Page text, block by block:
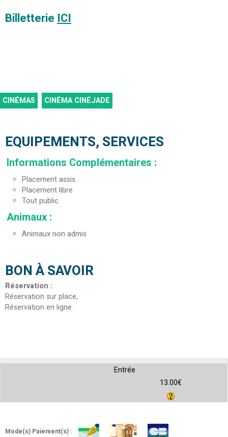
Billetterie ICI
CINÉMAS CINÉMA CINÉJADE
EQUIPEMENTS, SERVICES
Informations Complémentaires :
Placement assis
Placement libre
Tout public
Animaux :
Animaux non admis
BON À SAVOIR
Réservation :
Réservation sur place
Réservation en ligne
Entrée
13.00€
Mode(s) Paiement(s) :